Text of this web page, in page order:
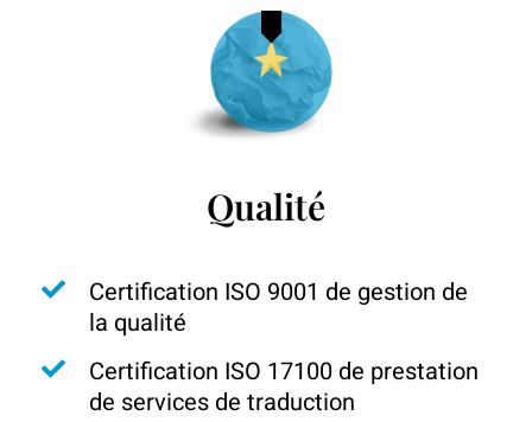
Qualité
Certification ISO 9001 de gestion de
la qualité
Certification ISO 17100 de prestation
de services de traduction